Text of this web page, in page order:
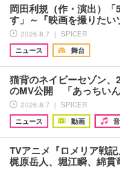
岡田利規（作・演出）
す」～『映画を撮りた
2026.8.7 ｜ SPICER
ニュース
舞台
猫背のネイビーセゾン、
のMV公開 「あっちい
2026.8.7 ｜ SPICER
ニュース
動画
TVアニメ『ロメリア戦記
梶原岳人、堀江瞬、綿